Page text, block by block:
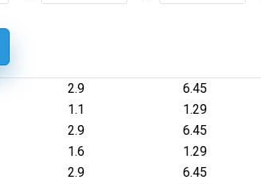
2.9 6.45
1.1 1.29
2.9 6.45
1.6 1.29
2.9 6.45